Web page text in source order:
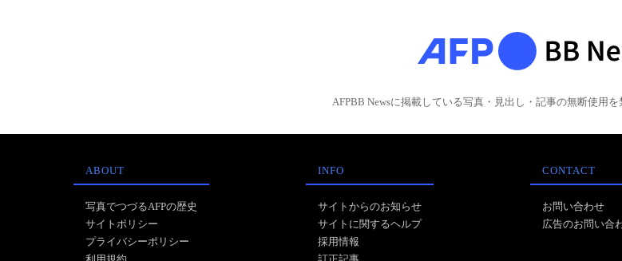
AFPBB Newsに掲載している写真・見出し・記事の無断使用
ABOUT
写真でつづるAFPの歴史
サイトポリシー
プライバシーポリシー
INFO
サイトからのお知らせ
サイトに関するヘルプ
採用情報
CONTACT
お問い合わせ
広告のお問い合